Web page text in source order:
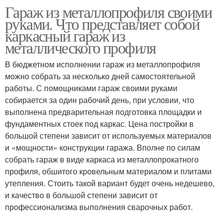
Гараж из металлопрофиля своими
руками. Что представляет собой
каркасный гараж из
металлического профиля
В бюджетном исполнении гараж из металлопрофиля
можно собрать за несколько дней самостоятельной
работы. С помощниками гараж своими руками
собирается за один рабочий день, при условии, что
выполнена предварительная подготовка площадки и
фундаментных стоек под каркас. Цена постройки в
большой степени зависит от используемых материалов
и «мощности» конструкции гаража. Вполне по силам
собрать гараж в виде каркаса из металлопрокатного
профиля, обшитого кровельным материалом и плитами
утепления. Стоить такой вариант будет очень недешево,
и качество в большой степени зависит от
профессионализма выполнения сварочных работ.